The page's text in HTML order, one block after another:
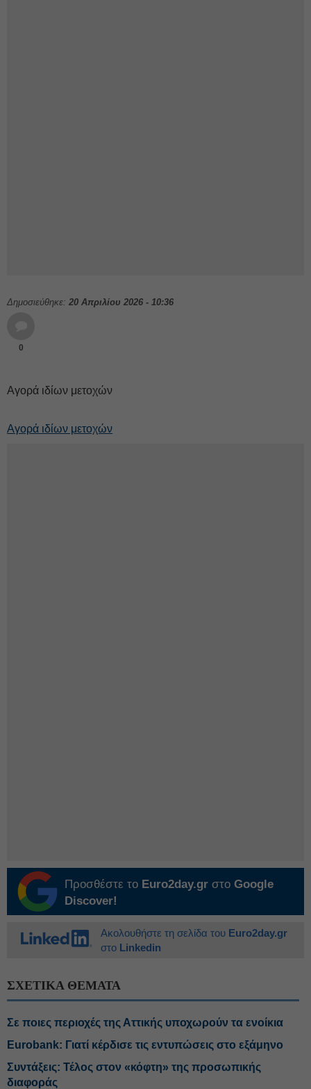
Δημοσιεύθηκε: 20 Απριλίου 2026 - 10:36
0
Αγορά ιδίων μετοχών
Αγορά ιδίων μετοχών
Προσθέστε το Euro2day.gr στο Google
Discover!
Ακολουθήστε τη σελίδα του Euro2day.gr
στο Linkedin
ΣΧΕΤΙΚΑ ΘΕΜΑΤΑ
Σε ποιες περιοχές της Αττικής υποχωρούν τα ενοίκια
Eurobank: Γιατί κέρδισε τις εντυπώσεις στο εξάμηνο
Συντάξεις: Τέλος στον «κόφτη» της προσωπικής
διαφοράς